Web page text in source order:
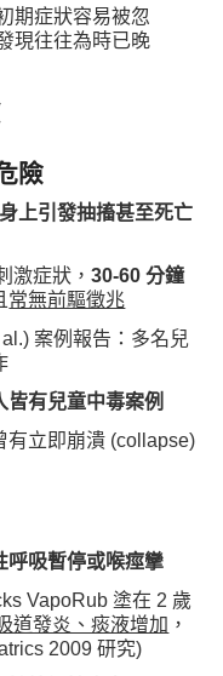
期症狀容易被忽
現往往為時已晚
險
上引發抽搐甚至死亡
激症狀，30-60 分鐘
常無前驅徵兆
案例報告：多名兒
皆有兒童中毒案例
有立即崩潰 (collapse)
呼吸暫停或喉痙攣
VapoRub 塗在 2 歲
道發炎、痰液增加 ，
2009 研究)